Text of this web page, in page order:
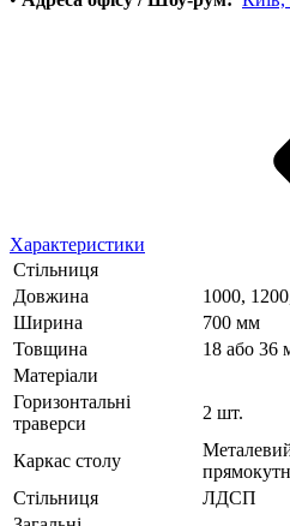
Характеристики
Стільниця
Довжина
1000,
Ширина
700 мм
Товщина
18 або 36
Матеріали
Горизонтальні
траверси
2 шт.
Каркас столу
Стільниця
ЛДСП